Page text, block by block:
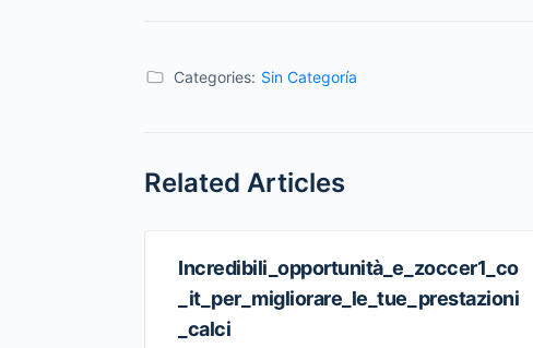
Categories: Sin Categoría
Related Articles
Incredibili_opportunità_e_zoccer1_co
_it_per_migliorare_le_tue_prestazioni
_calci